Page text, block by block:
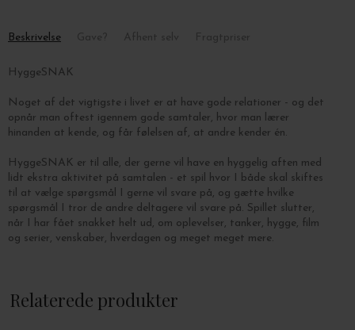
Beskrivelse
HyggeSNAK
Noget af det vigtigste i livet er at have gode relationer - og det
opnår man oftest igennem gode samtaler, hvor man lærer
hinanden at kende, og får følelsen af, at andre kender én.
HyggeSNAK er til alle, der gerne vil have en hyggelig aften med
lidt ekstra aktivitet på samtalen - et spil hvor I både skal skiftes
til at vælge spørgsmål I gerne vil svare på, og gætte hvilke
spørgsmål I tror de andre deltagere vil svare på. Spillet slutter,
når I har fået snakket helt ud, om oplevelser, tanker, hygge, film
og serier, venskaber, hverdagen og meget meget mere.
hvilket af spørgsmålene spilleren har valgt. I vælger selv om I vil
Relaterede produkter